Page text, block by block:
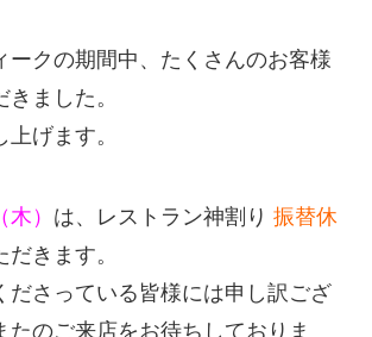
ークの期間中、たくさんのお客様
ました。
げます。
） は、レストラン神割り 振替休
きます。
ださっている皆様には申し訳ござ
たのご来店をお待ちしておりま